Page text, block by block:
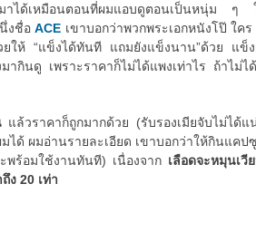
มาได้เหมือนตอนที่ผมแอบดูตอนเป็นหนุ่ม ๆ
นึ่งชื่อACE เขาบอกว่าพวกพระเอกหนังโป๊ ใค
ให้ “แข็งได้ทันที แถมยังแข็งนาน”ด้วย แข็ง
กินดู เพราะราคาก็ไม่ได้แพงเท่าไร ถ้าไม่ไ
แล้วราคาก็ถูกมากด้วย (รับรองเมียจับไม่ได้
ได้ ผมอ่านรายละเอียด เขาบอกว่าให้กินแค
ร้อมใช้งานทันที) เนื่องจาก เลือดจะหมุนเวี
ง 20 เท่า